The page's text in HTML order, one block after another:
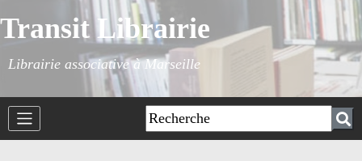
Transit Librairie
Librairie associative à Marseille